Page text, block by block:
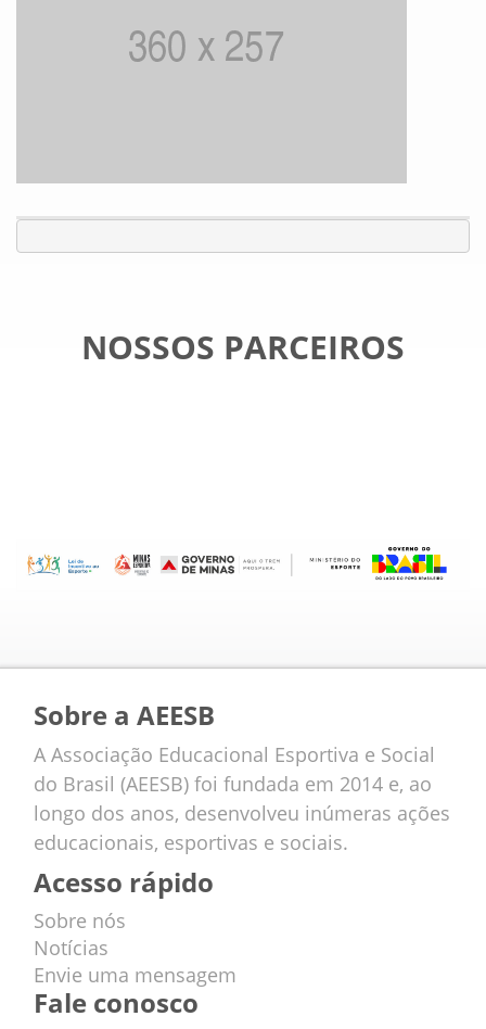
NOSSOS PARCEIROS
Sobre a AEESB
A Associação Educacional Esportiva e Social
do Brasil (AEESB) foi fundada em 2014 e, ao
longo dos anos, desenvolveu inúmeras ações
educacionais, esportivas e sociais.
Acesso rápido
Sobre nós
Notícias
Envie uma mensagem
Fale conosco